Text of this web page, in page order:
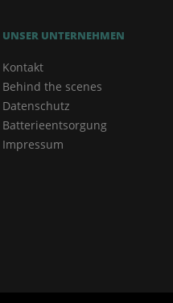
UNSER UNTERNEHMEN
Kontakt
Behind the scenes
Datenschutz
Batterieentsorgung
Impressum